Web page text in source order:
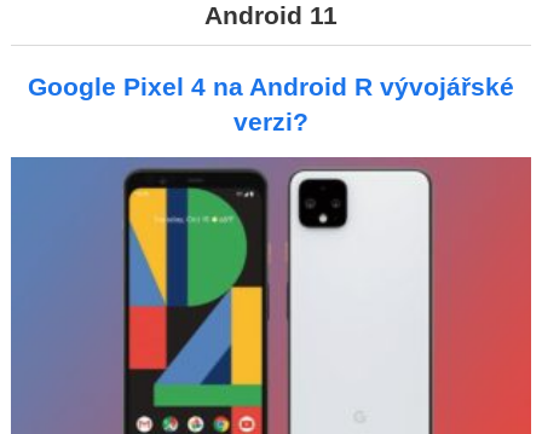
Android 11
Google Pixel 4 na Android R vývojářské
verzi?